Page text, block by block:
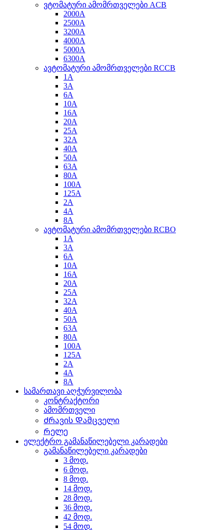
ვტომატური ამომრთველები ACB
2000A
2500A
3200A
4000A
5000A
6300A
ავტომატური ამომრთველები RCCB
1A
3A
6A
10A
16A
20A
25A
32A
40A
50A
63A
80A
100A
125A
2A
4A
8A
ავტომატური ამომრთველები RCBO
1A
3A
6A
10A
16A
20A
25A
32A
40A
50A
63A
80A
100A
125A
2A
4A
8A
სამართავი აღჭურვილობა
კონტრაქტორი
ამომრთველი
Ძრავის Დამცველი
Რელე
ელექტრო გამანაწილებელი კარადები
გამანაწილებელი კარადები
3 მოდ.
6 მოდ.
8 მოდ.
14 მოდ.
28 მოდ.
36 მოდ.
42 მოდ.
54 მოდ.